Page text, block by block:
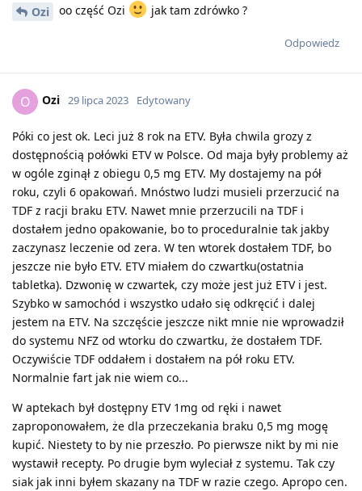
Ozi oo część Ozi jak tam zdrówko ?
Odpowiedz
O Ozi 29 lipca 2023 Edytowany
Póki co jest ok. Leci już 8 rok na ETV. Była chwila grozy z
dostępnością połówki ETV w Polsce. Od maja były problemy aż
w ogóle zginął z obiegu 0,5 mg ETV. My dostajemy na pół
roku, czyli 6 opakowań. Mnóstwo ludzi musieli przerzucić na
TDF z racji braku ETV. Nawet mnie przerzucili na TDF i
dostałem jedno opakowanie, bo to proceduralnie tak jakby
zaczynasz leczenie od zera. W ten wtorek dostałem TDF, bo
jeszcze nie było ETV. ETV miałem do czwartku(ostatnia
tabletka). Dzwonię w czwartek, czy może jest już ETV i jest.
Szybko w samochód i wszystko udało się odkręcić i dalej
jestem na ETV. Na szczęście jeszcze nikt mnie nie wprowadził
do systemu NFZ od wtorku do czwartku, że dostałem TDF.
Oczywiście TDF oddałem i dostałem na pół roku ETV.
Normalnie fart jak nie wiem co...
W aptekach był dostępny ETV 1mg od ręki i nawet
zaproponowałem, że dla przeczekania braku 0,5 mg mogę
kupić. Niestety to by nie przeszło. Po pierwsze nikt by mi nie
wystawił recepty. Po drugie bym wyleciał z systemu. Tak czy
siak jak inni byłem skazany na TDF w razie czego. Apropo cen.